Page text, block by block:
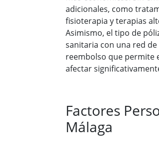
adicionales, como
fisioterapia y terapias
Asimismo, el tipo de
sanitaria con una red
reembolso que permite
afectar
Factores
Málaga